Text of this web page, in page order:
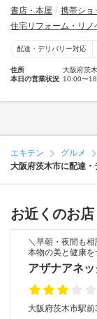
書店・本屋 携帯ショ
住宅リフォーム・リノ
配達・デリバリー対応
住所
大阪府茨
本日の営業状況 10:00〜
エキテン グルメ
大阪府茨木市に配達
お近くのお店
＼早朝・夜間も
本物の美と健康を
アザナアネッ
大阪府茨木市駅